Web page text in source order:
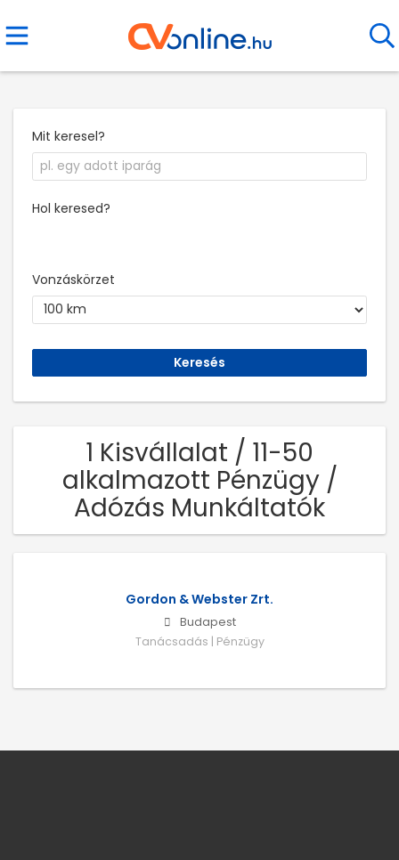
Mit keresel?
Hol keresed?
Vonzáskörzet
1 Kisvállalat / 11-50
alkalmazott Pénzügy /
Adózás Munkáltatók
Gordon & Webster Zrt.
Budapest
Tanácsadás | Pénzügy